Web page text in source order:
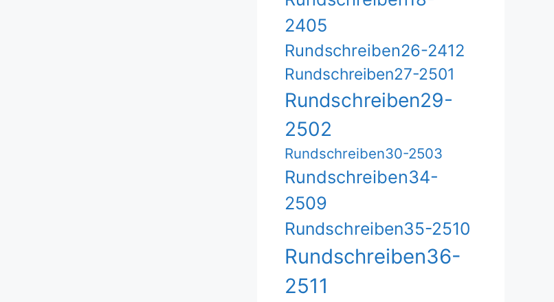
2405
Rundschreiben26-2412
Rundschreiben27-2501
Rundschreiben29-
2502
Rundschreiben30-2503
Rundschreiben34-
2509
Rundschreiben35-2510
Rundschreiben36-
2511